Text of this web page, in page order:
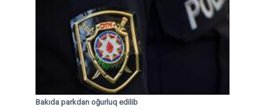
Bakıda parkdan oğurluq edilib